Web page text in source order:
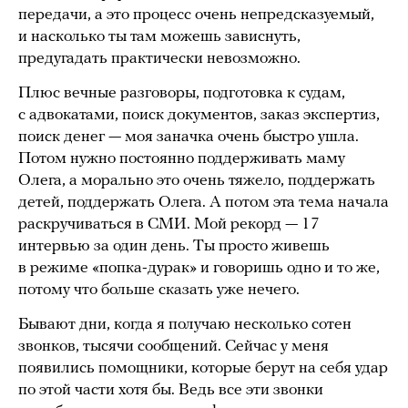
передачи, а это процесс очень непредсказуемый,
и насколько ты там можешь зависнуть,
предугадать практически невозможно.
Плюс вечные разговоры, подготовка к судам,
с адвокатами, поиск документов, заказ экспертиз,
поиск денег — моя заначка очень быстро ушла.
Потом нужно постоянно поддерживать маму
Олега, а морально это очень тяжело, поддержать
детей, поддержать Олега. А потом эта тема начала
раскручиваться в СМИ. Мой рекорд — 17
интервью за один день. Ты просто живешь
в режиме «попка-дурак» и говоришь одно и то же,
потому что больше сказать уже нечего.
Бывают дни, когда я получаю несколько сотен
звонков, тысячи сообщений. Сейчас у меня
появились помощники, которые берут на себя удар
по этой части хотя бы. Ведь все эти звонки